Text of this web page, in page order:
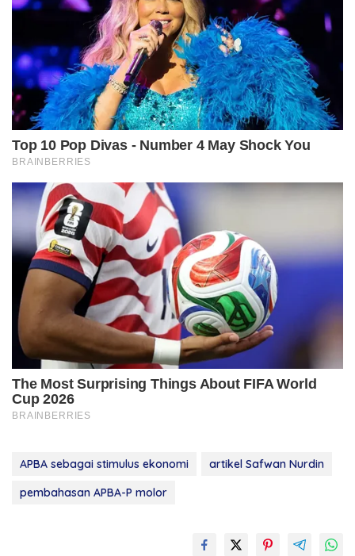
APBA sebagai stimulus ekonomi
artikel Safwan Nurdin
pembahasan APBA-P molor